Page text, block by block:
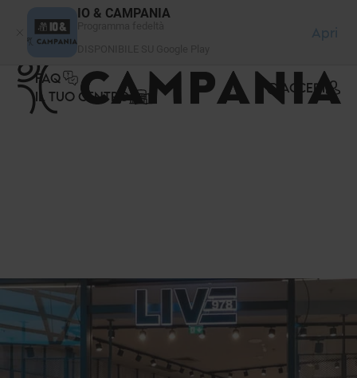
IO & CAMPANIA
Apri
FAQ
IL TUO CENTRO
ACCEDI
Pannello di gestione dei cookies